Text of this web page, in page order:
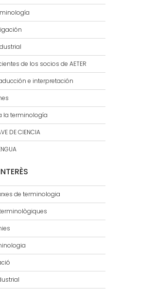
de los socios de AETER
e interpretación
la terminología
DE CIENCIA
de terminologia